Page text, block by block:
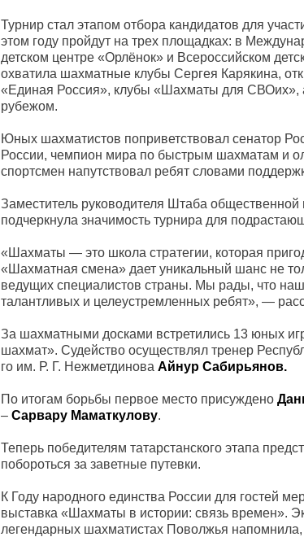
Турнир стал этапом отбора кандидатов для
этом году пройдут на трех площадках: в
детском центре «Орлёнок» и Всероссийском
охватила шахматные клубы Сергея Карякина,
«Единая Россия», клубы «Шахматы для СВОих»,
рубежом.
Юных шахматистов поприветствовал сенатор
России, чемпион мира по быстрым шахматам и
спортсмен напутствовал ребят словами
Заместитель руководителя Штаба
подчеркнула значимость турнира для
«Шахматы — это школа стратегии, которая
«Шахматная смена» дает уникальный шанс не
ведущих специалистов страны. Мы рады, что
талантливых и целеустремленных ребят», —
За шахматными досками встретились 13 юных
шахмат». Судейство осуществлял тренер
го им. Р. Г. Нежметдинова Айнур Сабирьянов.
По итогам борьбы первое место присуждено
– Сарвару Маматкулову.
Теперь победителям татарстанского этапа
побороться за заветные путевки.
К Году народного единства России для гостей
выставка «Шахматы в истории: связь времен».
легендарных шахматистах Поволжья